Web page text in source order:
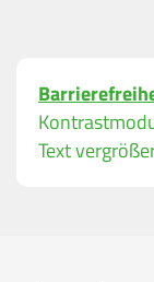
Text
Bitte
Telefon*